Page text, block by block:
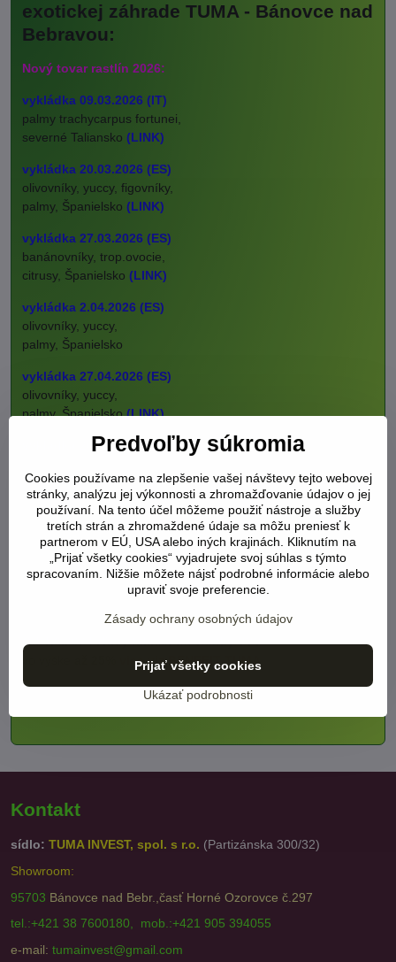
exotickej záhrade TUMA - Bánovce nad
Bebravou:
Nový tovar rastlín 2026:
vykládka 09.03.2026 (IT)
palmy trachycarpus fortunei,
severné Taliansko (LINK)
vykládka 20.03.2026 (ES)
olivovníky, yuccy, figovníky,
palmy, Španielsko (LINK)
vykládka 27.03.2026 (ES)
banánovníky, trop.ovocie,
citrusy, Španielsko (LINK)
vykládka 2.04.2026 (ES)
olivovníky, yuccy,
palmy, Španielsko
vykládka 27.04.2026 (ES)
olivovníky, yuccy,
palmy, Španielsko(LINK)
vykládka 20.05.2026 (ES)
palmy, Španielsko(LINK)
Od 1.6.2024 zľavy takmer na všetky ???
viac viz BENEFIT TUMA
Kontakt
sídlo: TUMA INVEST, spol. s r.o. (Partizánska 300/32)
Showroom:
95703 Bánovce nad Bebr.,časť Horné Ozorovce č.297
tel.:+421 38 7600180, mob.:+421 905 394055
e-mail: tumainvest@gmail.com
Predvoľby súkromia
Cookies používame na zlepšenie vašej návštevy tejto webovej
stránky, analýzu jej výkonnosti a zhromažďovanie údajov o jej
používaní. Na tento účel môžeme použiť nástroje a služby
tretích strán a zhromaždené údaje sa môžu preniesť k
partnerom v EÚ, USA alebo iných krajinách. Kliknutím na
„Prijať všetky cookies“ vyjadrujete svoj súhlas s týmto
spracovaním. Nižšie môžete nájsť podrobné informácie alebo
upraviť svoje preferencie.
Zásady ochrany osobných údajov
Ukázať podrobnosti
Prijať všetky cookies